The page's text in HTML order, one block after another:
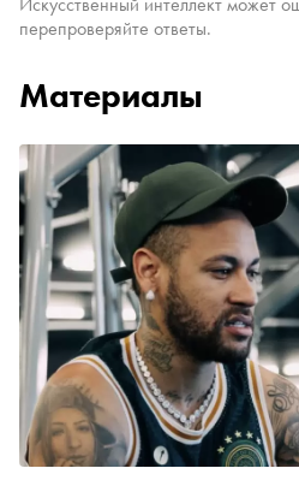
перепроверяйте ответы.
Материалы